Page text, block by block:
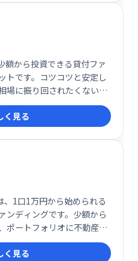
額から投資できる貸付ファ
トです。コツコツと安定し
場に振り回されたくない方
付ファンドへの投資を簡単
軽に資産運用できます。
く見る
、1口1万円から始められる
ンディングです。少額から
ポートフォリオに不動産投
すめです。手軽に不動産投
を目指せます。
く見る